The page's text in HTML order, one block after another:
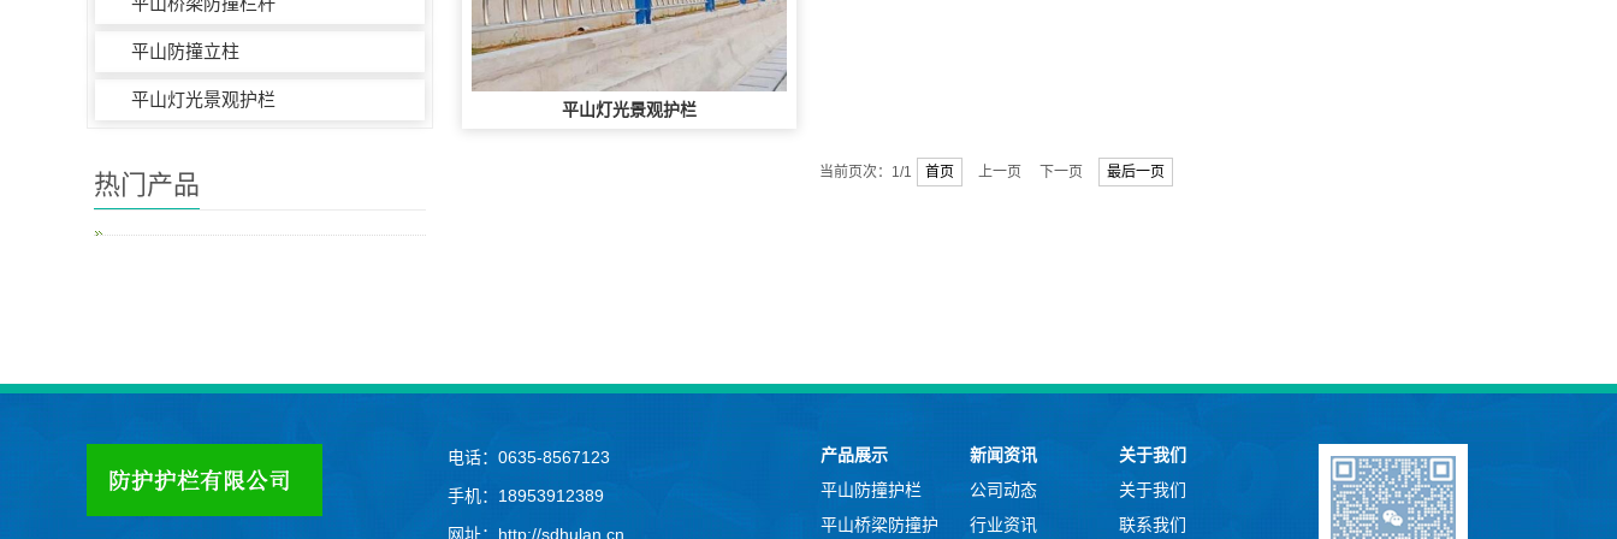
平山防撞立柱
平山灯光景观护栏 平山灯光景观护栏
当前页次：1/1 首页 上一页 下一页 最后一页
热门产品
电话：0635-8567123
手机：18953912389
网址：http://sdhulan.cn
产品展示
平山防撞护栏
平山桥梁防撞护
新闻资讯
公司动态
行业资讯
关于我们
关于我们
联系我们